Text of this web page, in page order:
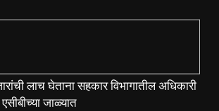
लाच घेताना सहकार विभागातील अधिकारी
जाळ्यात